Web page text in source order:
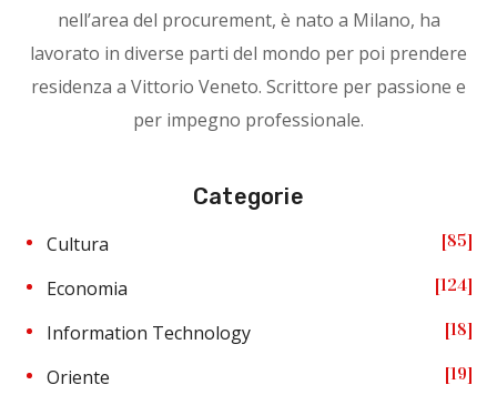
nell’area del procurement, è nato a Milano, ha
lavorato in diverse parti del mondo per poi prendere
residenza a Vittorio Veneto. Scrittore per passione e
per impegno professionale.
Categorie
Cultura 85
Economia 124
Information Technology 18
Oriente 19